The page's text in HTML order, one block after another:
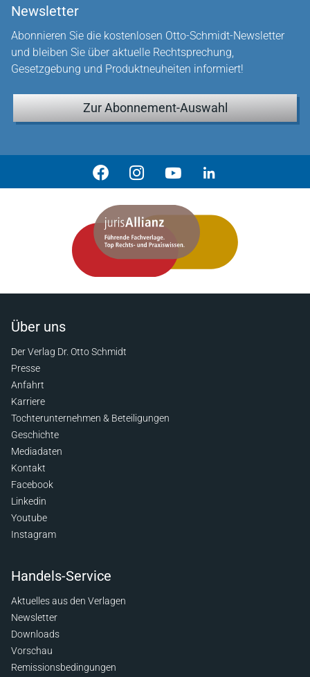
Newsletter
Abonnieren Sie die kostenlosen Otto-Schmidt-Newsletter
und bleiben Sie über aktuelle Rechtsprechung,
Gesetzgebung und Produktneuheiten informiert!
Zur Abonnement-Auswahl
Über uns
Der Verlag Dr. Otto Schmidt
Presse
Anfahrt
Karriere
Tochterunternehmen & Beteiligungen
Geschichte
Mediadaten
Kontakt
Facebook
Linkedin
Youtube
Instagram
Handels-Service
Aktuelles aus den Verlagen
Newsletter
Downloads
Vorschau
Remissionsbedingungen